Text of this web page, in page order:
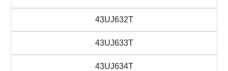
43UJ632T
43UJ633T
43UJ634T